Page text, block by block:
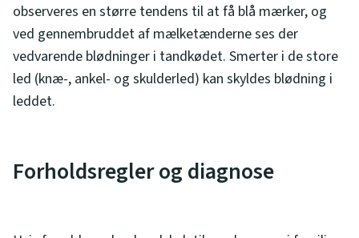
observeres en større tendens til at få blå mærker, og
ved gennembruddet af mælketænderne ses der
vedvarende blødninger i tandkødet. Smerter i de store
led (knæ-, ankel- og skulderled) kan skyldes blødning i
leddet.
Forholdsregler og diagnose